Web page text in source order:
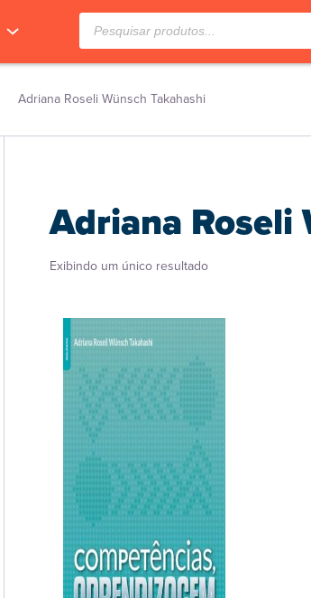
Pesquisar
produtos
Adriana Roseli Wünsch Takahashi
Adriana Roseli
Exibindo um único resultado